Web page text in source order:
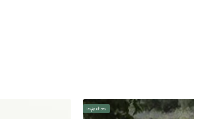
Inspirations